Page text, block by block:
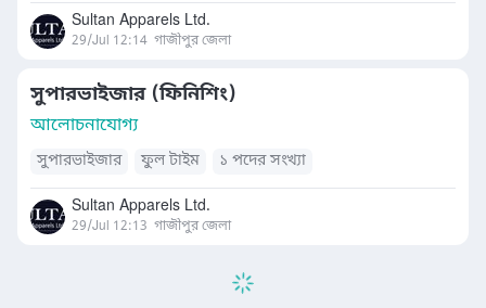
Sultan Apparels Ltd.
29/Jul 12:14 গাজীপুর জেলা
সুপারভাইজার (ফিনিশিং)
আলোচনাযোগ্য
সুপারভাইজার ফুল টাইম ১ পদের সংখ্যা
Sultan Apparels Ltd.
29/Jul 12:13 গাজীপুর জেলা